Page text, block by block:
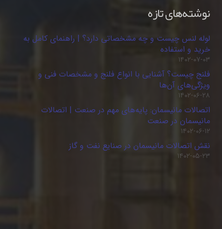
نوشته‌های تازه
لوله لنس چیست و چه مشخصاتی دارد؟ | راهنمای کامل به
خرید و استفاده
۱۴۰۲-۰۷-۰۳
فلنج چیست؟ آشنایی با انواع فلنج و مشخصات فنی و
ویژگی‌های آن‌ها
۱۴۰۲-۰۶-۲۸
اتصالات مانیسمان: پایه‌های مهم در صنعت | اتصالات
مانیسمان در صنعت
۱۴۰۲-۰۶-۱۲
نقش اتصالات مانیسمان در صنایع نفت و گاز
۱۴۰۲-۰۵-۲۳